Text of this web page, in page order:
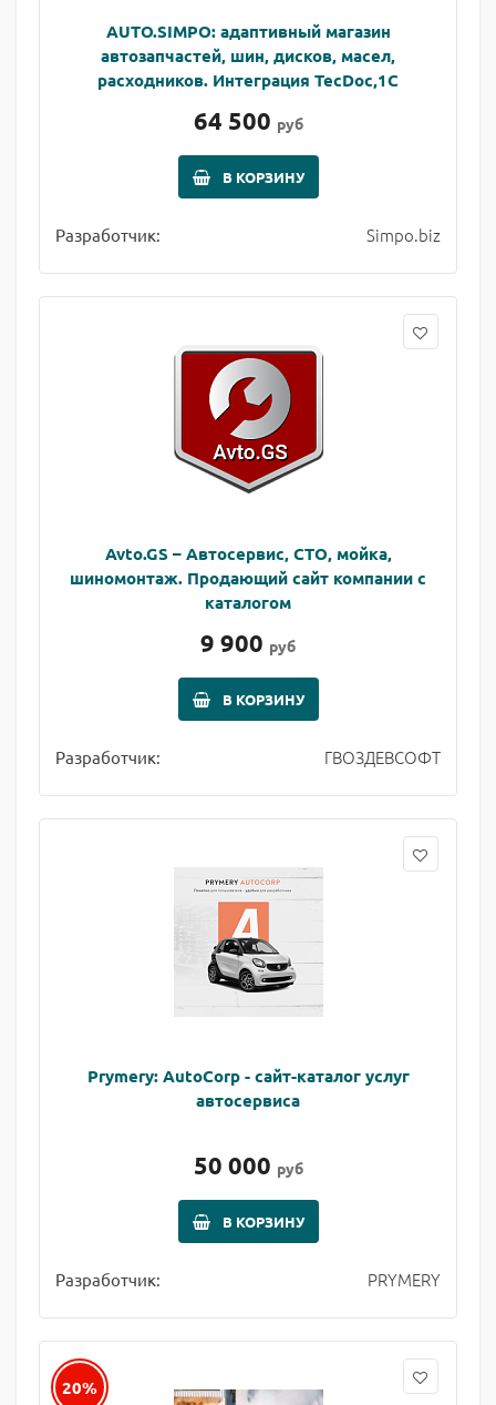
AUTO.SIMPO: адаптивный магазин
автозапчастей, шин, дисков, масел,
расходников. Интеграция TecDoc,1С
64 500 руб
В КОРЗИНУ
Разработчик: Simpo.biz
Avto.GS – Автосервис, СТО, мойка,
шиномонтаж. Продающий сайт компании с
каталогом
9 900 руб
В КОРЗИНУ
Разработчик: ГВОЗДЕВСОФТ
Prymery: AutoCorp - сайт-каталог услуг
автосервиса
50 000 руб
В КОРЗИНУ
Разработчик: PRYMERY
20%